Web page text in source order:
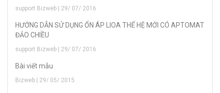
support Bizweb | 29/ 07/ 2016
HƯỚNG DẪN SỬ DỤNG ỔN ÁP LIOA THẾ HỆ MỚI CÓ APTOMAT
ĐẢO CHIỀU
support Bizweb | 29/ 07/ 2016
Bài viết mẫu
Bizweb | 29/ 05/ 2015